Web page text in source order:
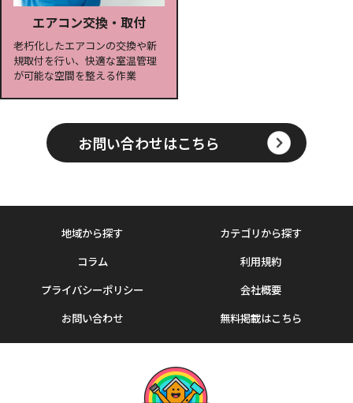
エアコン交換・取付
老朽化したエアコンの交換や新
規取付を行い、快適な室温管理
が可能な空間を整える作業
お問い合わせはこちら
地域から探す
カテゴリから探す
コラム
利用規約
プライバシーポリシー
会社概要
お問い合わせ
無料掲載はこちら